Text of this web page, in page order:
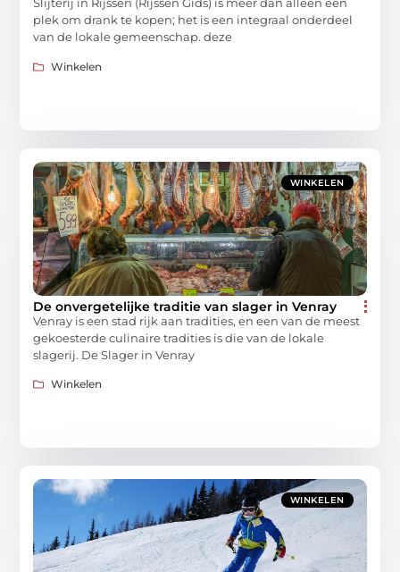
plek om drank te kopen; het is een integraal onderdeel
van de lokale gemeenschap. deze
Winkelen
WINKELEN
De onvergetelijke traditie van slager in Venray
Venray is een stad rijk aan tradities, en een van de meest
gekoesterde culinaire tradities is die van de lokale
slagerij. De Slager in Venray
Winkelen
WINKELEN